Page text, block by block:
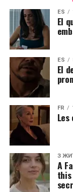
ES
El
ES
El
FR
З
A